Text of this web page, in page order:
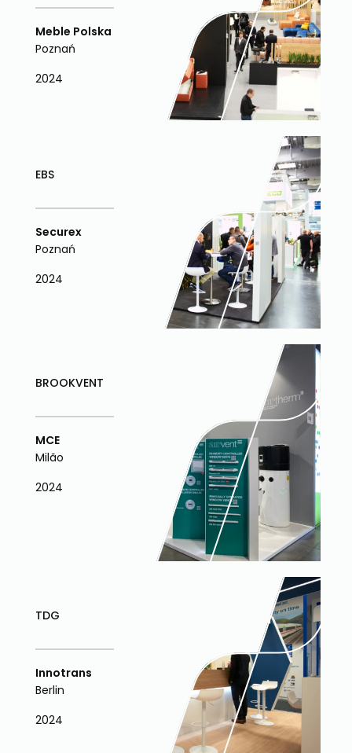
Meble Polska
Poznań
2024
EBS
Securex
Poznań
2024
BROOKVENT
MCE
Milão
2024
TDG
Innotrans
Berlin
2024